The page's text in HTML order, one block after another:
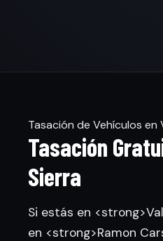
Tasación de Vehículos en
Tasación
Sierra
Si estás en
en <strong>Ramon